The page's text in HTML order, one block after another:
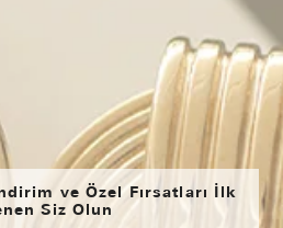
ve Özel Fırsatları İlk
Siz Olun